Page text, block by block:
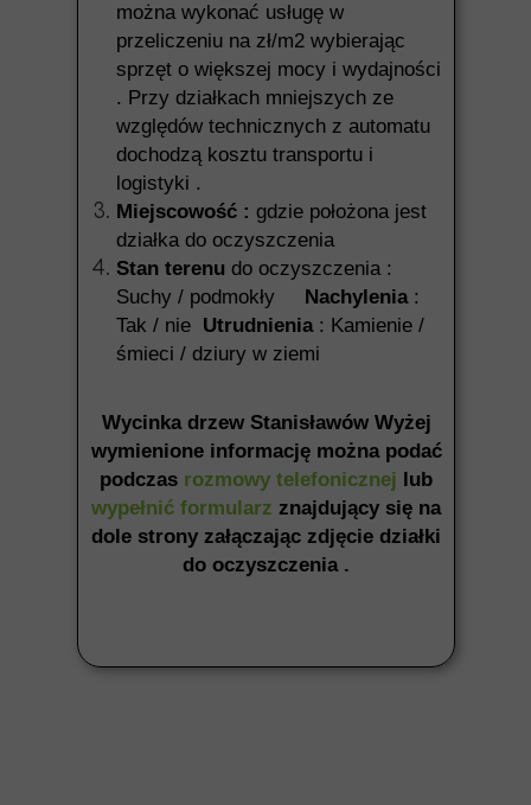
można wykonać usługę w
przeliczeniu na zł/m2 wybierając
sprzęt o większej mocy i wydajności
. Przy działkach mniejszych ze
względów technicznych z automatu
dochodzą kosztu transportu i
logistyki .
Miejscowość : gdzie położona jest
działka do oczyszczenia
Stan terenu do oczyszczenia :
Suchy / podmokły Nachylenia:
Tak / nie Utrudnienia: Kamienie /
śmieci / dziury w ziemi
Wycinka drzew Stanisławów Wyżej
wymienione informację można podać
podczas rozmowy telefonicznej lub
wypełnić formularz znajdujący się na
dole strony załączając zdjęcie działki
do oczyszczenia .